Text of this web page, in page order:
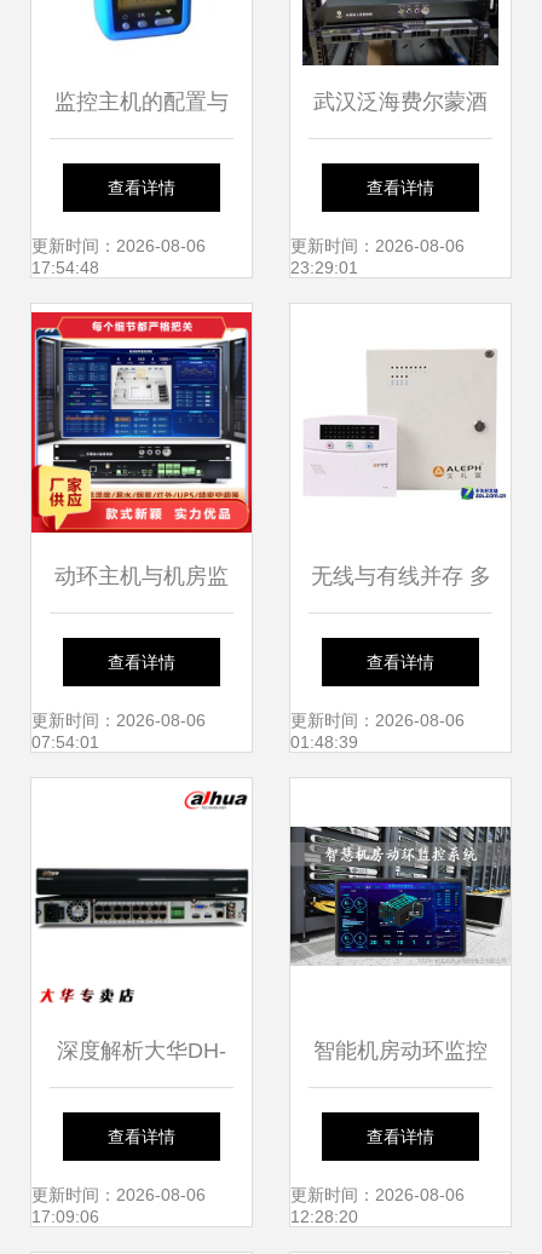
监控主机的配置与
选择指南
查看详情
更新时间：2026-08-06
17:54:48
武汉泛海费尔蒙酒
店机房监控与监控
主机应用研究
查看详情
更新时间：2026-08-06
23:29:01
动环主机与机房监
控主机 可零售可批
发的智能选择
查看详情
更新时间：2026-08-06
07:54:01
无线与有线并存 多
功能型分线报警主
机与监控主机的整
查看详情
更新时间：2026-08-06
01:48:39
深度解析大华DH-
NVR4216-16P 16
路POE供电高清网
查看详情
更新时间：2026-08-06
17:09:06
智能机房动环监控
方案 监控主机为核
心的新一代运维管
查看详情
更新时间：2026-08-06
12:28:20